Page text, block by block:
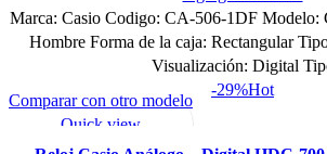
Marca: Casio Codigo: CA-506-1DF Modelo:
Hombre Forma de la caja: Rectangular
Visualización: Digital
-29%Hot
Comparar con otro modelo
Quick view
Mi lista de deseo